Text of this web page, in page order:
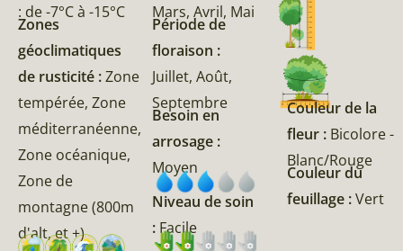
: de -7°C à -15°C
Zones
géoclimatiques
de rusticité :Zone
tempérée, Zone
méditerranéenne,
Zone océanique,
Zone de
montagne (800m
d'alt, et +)
Mars, Avril, Mai
Période de
floraison :
Juillet, Août,
Septembre
Besoin en
arrosage :
Moyen
Niveau de soin
: Facile
Couleur de la
fleur : Bicolore -
Blanc/Rouge
Couleur du
feuillage :Vert